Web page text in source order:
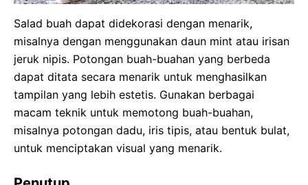
Salad buah dapat didekorasi dengan menarik,
misalnya dengan menggunakan daun mint atau irisan
jeruk nipis. Potongan buah-buahan yang berbeda
dapat ditata secara menarik untuk menghasilkan
tampilan yang lebih estetis. Gunakan berbagai
macam teknik untuk memotong buah-buahan,
misalnya potongan dadu, iris tipis, atau bentuk bulat,
untuk menciptakan visual yang menarik.